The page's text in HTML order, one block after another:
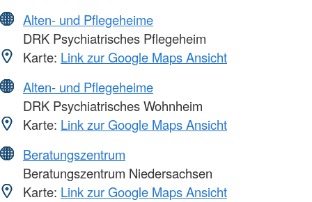
Alten- und Pflegeheime
DRK Psychiatrisches Pflegeheim
Karte: Link zur Google Maps Ansicht
Alten- und Pflegeheime
DRK Psychiatrisches Wohnheim
Karte: Link zur Google Maps Ansicht
Beratungszentrum
Beratungszentrum Niedersachsen
Karte: Link zur Google Maps Ansicht